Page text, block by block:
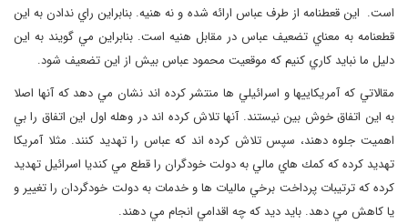
است. اين قعطنامه از طرف عباس ارائه شده و نه هنيه. بنابراين راي ندادن به اين
قطعنامه به معناي تضعيف عباس در مقابل هنيه است. بنابراين مي گويند به اين
دليل ما نبايد كاري كنيم كه موقعيت محمود عباس بيش از اين تضعيف شود.
مقالاتي كه آمريكاييها و اسرائيلي ها منتشر كرده اند نشان مي دهد كه آنها اصلا
به اين اتفاق خوش بين نيستند. آنها تلاش كرده اند در وهله اول اين اتفاق را بي
اهميت جلوه دهند، سپس تلاش كرده اند كه عباس را تهديد كنند. مثلا آمريكا
تهديد كرده كه كمك هاي مالي به دولت خودگران را قطع مي كنديا اسرائيل تهديد
كرده كه ترتيبات پرداخت برخي ماليات ها و خدمات به دولت خودگردان را تغيير و
یا کاهش مي دهد. بايد ديد كه چه اقدامي انجام مي دهند.